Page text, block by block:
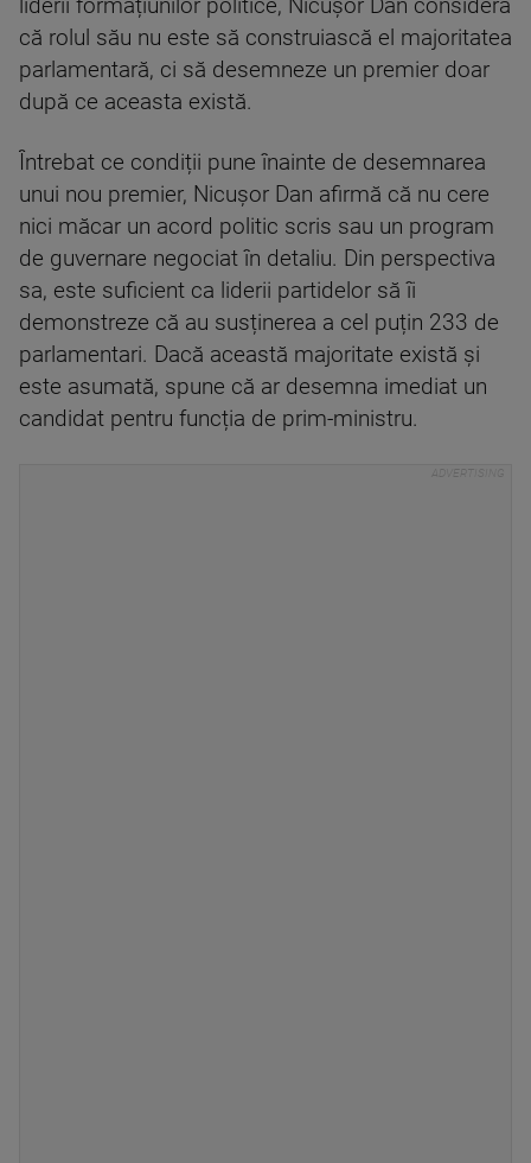
liderii formațiunilor politice, Nicușor Dan consideră
că rolul său nu este să construiască el majoritatea
parlamentară, ci să desemneze un premier doar
după ce aceasta există.
Întrebat ce condiții pune înainte de desemnarea
unui nou premier, Nicușor Dan afirmă că nu cere
nici măcar un acord politic scris sau un program
de guvernare negociat în detaliu. Din perspectiva
sa, este suficient ca liderii partidelor să îi
demonstreze că au susținerea a cel puțin 233 de
parlamentari. Dacă această majoritate există și
este asumată, spune că ar desemna imediat un
candidat pentru funcția de prim-ministru.